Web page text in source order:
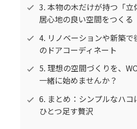
3. 本物の木だけが持つ「立
居心地の良い空間をつくる
4. リノベーションや新築で
のドアコーディネート
5. 理想の空間づくりを、
一緒に始めませんか？
6. まとめ：シンプルなハコ
ひとつ足す贅沢